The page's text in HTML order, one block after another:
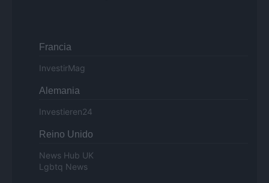
Francia
InvestirMag
Alemania
Investieren24
Reino Unido
News Hub UK
Lgbtq News